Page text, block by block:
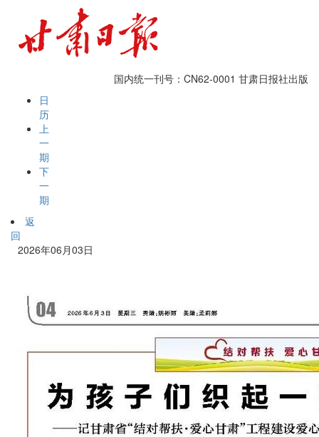
国内统一刊号：CN62-0001 甘肃日报社出版
日
历
上
一
期
下
一
期
返
回
2026年06月03日